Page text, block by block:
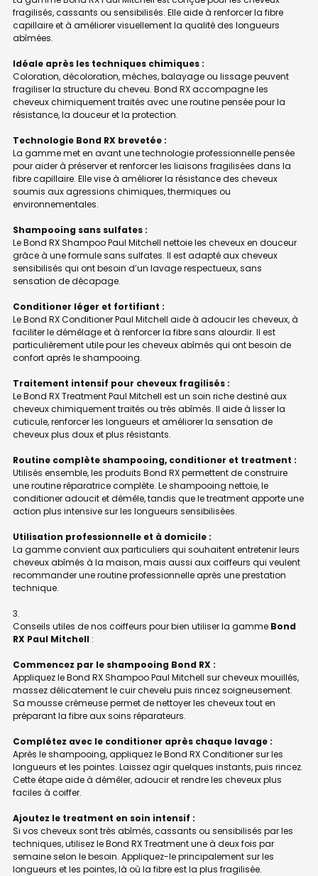
fragilisés, cassants ou sensibilisés. Elle aide à renforcer la fibre
capillaire et à améliorer visuellement la qualité des longueurs
abîmées.
Idéale après les techniques chimiques :
Coloration, décoloration, mèches, balayage ou lissage peuvent
fragiliser la structure du cheveu. Bond RX accompagne les
cheveux chimiquement traités avec une routine pensée pour la
résistance, la douceur et la protection.
Technologie Bond RX brevetée :
La gamme met en avant une technologie professionnelle pensée
pour aider à préserver et renforcer les liaisons fragilisées dans la
fibre capillaire. Elle vise à améliorer la résistance des cheveux
soumis aux agressions chimiques, thermiques ou
environnementales.
Shampooing sans sulfates :
Le Bond RX Shampoo Paul Mitchell nettoie les cheveux en douceur
grâce à une formule sans sulfates. Il est adapté aux cheveux
sensibilisés qui ont besoin d’un lavage respectueux, sans
sensation de décapage.
Conditioner léger et fortifiant :
Le Bond RX Conditioner Paul Mitchell aide à adoucir les cheveux, à
faciliter le démêlage et à renforcer la fibre sans alourdir. Il est
particulièrement utile pour les cheveux abîmés qui ont besoin de
confort après le shampooing.
Traitement intensif pour cheveux fragilisés :
Le Bond RX Treatment Paul Mitchell est un soin riche destiné aux
cheveux chimiquement traités ou très abîmés. Il aide à lisser la
cuticule, renforcer les longueurs et améliorer la sensation de
cheveux plus doux et plus résistants.
Routine complète shampooing, conditioner et treatment :
Utilisés ensemble, les produits Bond RX permettent de construire
une routine réparatrice complète. Le shampooing nettoie, le
conditioner adoucit et démêle, tandis que le treatment apporte une
action plus intensive sur les longueurs sensibilisées.
Utilisation professionnelle et à domicile :
La gamme convient aux particuliers qui souhaitent entretenir leurs
cheveux abîmés à la maison, mais aussi aux coiffeurs qui veulent
recommander une routine professionnelle après une prestation
technique.
Conseils utiles de nos coiffeurs pour bien utiliser la gamme Bond
RX Paul Mitchell :
Commencez par le shampooing Bond RX :
Appliquez le Bond RX Shampoo Paul Mitchell sur cheveux mouillés,
massez délicatement le cuir chevelu puis rincez soigneusement.
Sa mousse crémeuse permet de nettoyer les cheveux tout en
préparant la fibre aux soins réparateurs.
Complétez avec le conditioner après chaque lavage :
Après le shampooing, appliquez le Bond RX Conditioner sur les
longueurs et les pointes. Laissez agir quelques instants, puis rincez.
Cette étape aide à démêler, adoucir et rendre les cheveux plus
faciles à coiffer.
Ajoutez le treatment en soin intensif :
Si vos cheveux sont très abîmés, cassants ou sensibilisés par les
techniques, utilisez le Bond RX Treatment une à deux fois par
semaine selon le besoin. Appliquez-le principalement sur les
longueurs et les pointes, là où la fibre est la plus fragilisée.